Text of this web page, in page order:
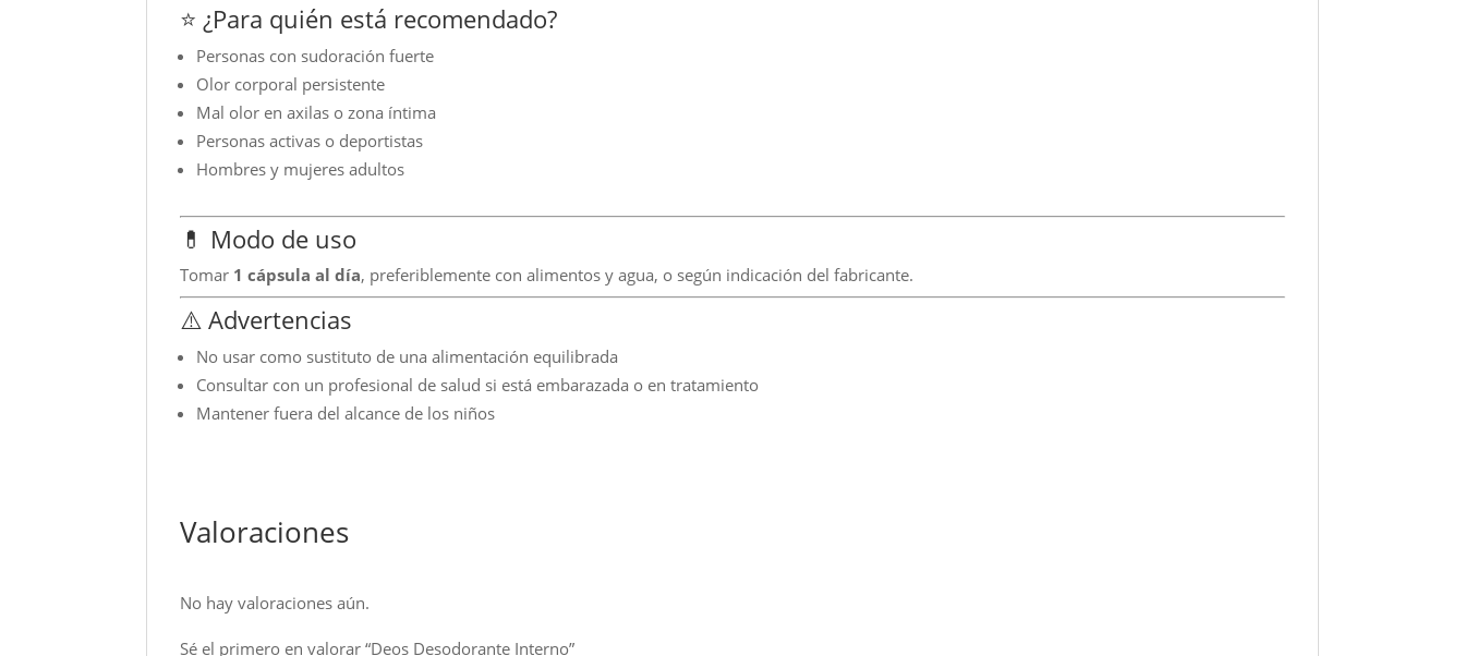
⭐ ¿Para quién está recomendado?
Personas con sudoración fuerte
Olor corporal persistente
Mal olor en axilas o zona íntima
Personas activas o deportistas
Hombres y mujeres adultos
💊 Modo de uso
Tomar 1 cápsula al día, preferiblemente con alimentos y agua, o según indicación del fabricante.
⚠️ Advertencias
No usar como sustituto de una alimentación equilibrada
Consultar con un profesional de salud si está embarazada o en tratamiento
Mantener fuera del alcance de los niños
Valoraciones
No hay valoraciones aún.
Sé el primero en valorar “Deos Desodorante Interno”